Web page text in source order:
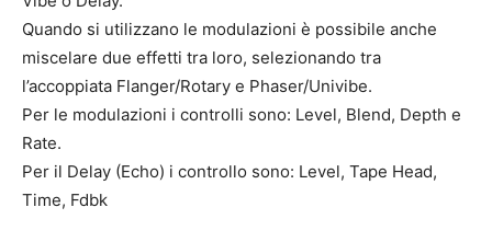
Quando si utilizzano le modulazioni è possibile anche
miscelare due effetti tra loro, selezionando tra
l’accoppiata Flanger/Rotary e Phaser/Univibe.
Per le modulazioni i controlli sono: Level, Blend, Depth e
Rate.
Per il Delay (Echo) i controllo sono: Level, Tape Head,
Time, Fdbk